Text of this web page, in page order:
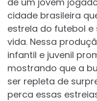
cidade brasileira
estrela do futebol
vida. Nessa
infantil e juvenil
mostrando que a
ser repleta de
perca essas